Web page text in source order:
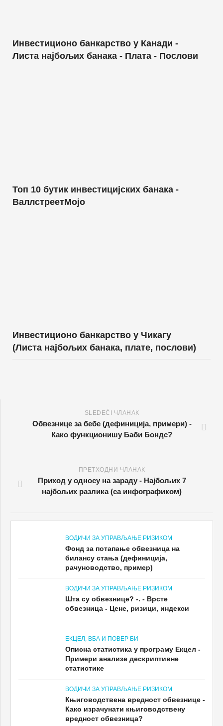
Инвестиционо банкарство у Канади -
Листа најбољих банака - Плата - Послови
Топ 10 бутик инвестицијских банака -
ВаллстреетМојо
Инвестиционо банкарство у Чикагу
(Листа најбољих банака, плате, послови)
SLEDEĆI ЧЛАНАК
Обвезнице за бебе (дефиниција, примери) -
Како функционишу Баби Бондс?
ПРЕТХОДНИ ЧЛАНАК
Приход у односу на зараду - Најбољих 7
најбољих разлика (са инфографиком)
ВОДИЧИ ЗА УПРАВЉАЊЕ РИЗИКОМ
Фонд за потапање обвезница на
билансу стања (дефиниција,
рачуноводство, пример)
ВОДИЧИ ЗА УПРАВЉАЊЕ РИЗИКОМ
Шта су обвезнице? -. - Врсте
обвезница - Цене, ризици, индекси
ЕКЦЕЛ, ВБА И ПОВЕР БИ
Описна статистика у програму Екцел -
Примери анализе дескриптивне
статистике
ВОДИЧИ ЗА УПРАВЉАЊЕ РИЗИКОМ
Књиговодствена вредност обвезнице -
Како израчунати књиговодствену
вредност обвезница?